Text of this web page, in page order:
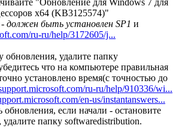
"Обновление для Windows 7 для
x64 (KB3125574)"
должен быть установлен SP1 и
ru-ru/help/3172605/j...
обновления, удалите папку
что на компьютере правильная
установлено время(с точностью до
ru-ru/help/910336/wi...
en-us/instantanswers...
обновления, если начали - остановите
папку softwaredistribution.